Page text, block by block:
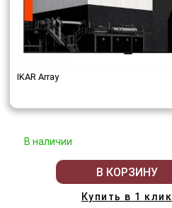
IKAR Array
В наличии
В КОРЗИНУ
Купить в 1 клик